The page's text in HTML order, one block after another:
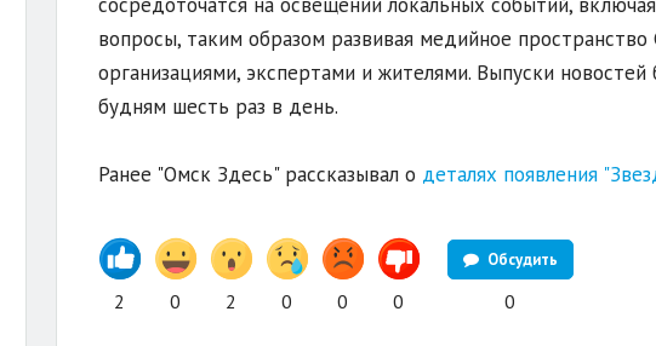
вопросы, таким образом развивая медийное
организациями, экспертами и жителями. Выпуски
будням шесть раз в день.
Ранее "Омск Здесь" рассказывал о деталях появления
2 0 2 0 0 0
Обсудить
0